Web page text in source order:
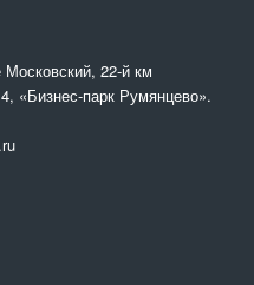
22-й км
«Бизнес-парк Румянцево».